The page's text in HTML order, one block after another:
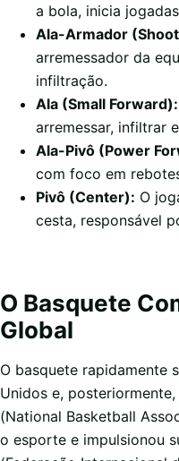
a bola, inicia
Ala-Armador
arremessador da
infiltração.
Ala (Small Forward):
arremessar, infiltrar
Ala-Pivô (Power
com foco em
Pivô (Center): O
cesta, responsável
O Basquete
Global
O basquete rapidamente
Unidos e,
(National Basketball
o esporte e impulsionou